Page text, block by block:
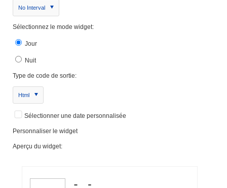
No Interval
Sélectionnez le mode widget:
Jour
Nuit
Type de code de sortie:
Html
Sélectionner une date personnalisée
Personnaliser le widget
Aperçu du widget: